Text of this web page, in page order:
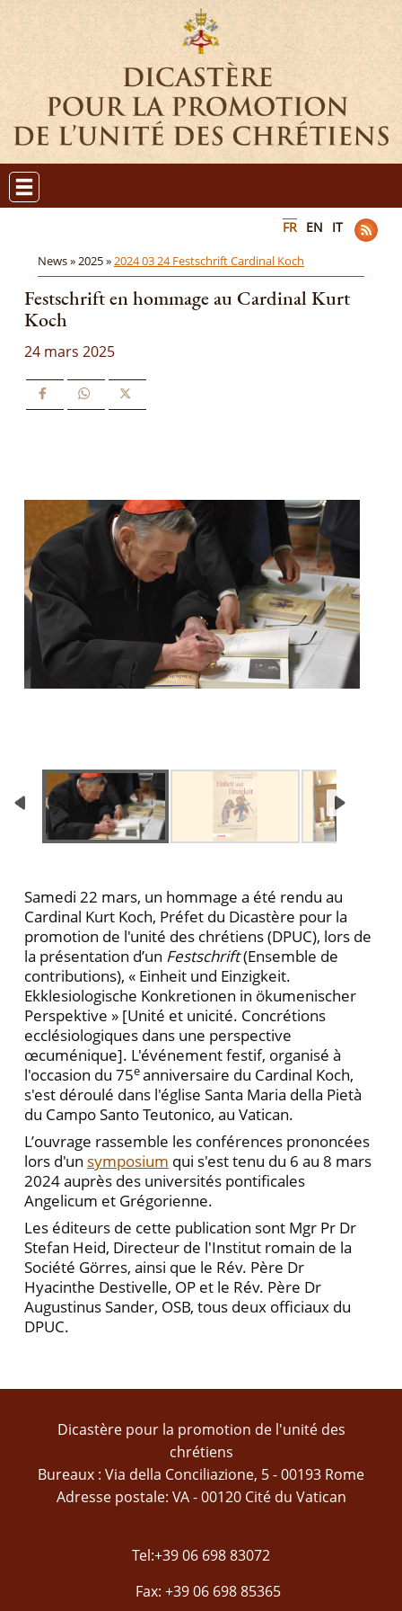
FR EN IT
News »2025 »2024 03 24 Festschrift Cardinal Koch
Festschrift en hommage au Cardinal Kurt
Koch
24 mars 2025
Samedi 22 mars, un hommage a été rendu au
Cardinal Kurt Koch, Préfet du Dicastère pour la
promotion de l'unité des chrétiens (DPUC), lors de
la présentation d’un Festschrift(Ensemble de
contributions), « Einheit und Einzigkeit.
Ekklesiologische Konkretionen in ökumenischer
Perspektive » [Unité et unicité. Concrétions
ecclésiologiques dans une perspective
œcuménique]. L'événement festif, organisé à
l'occasion du 75eanniversaire du Cardinal Koch,
s'est déroulé dans l'église Santa Maria della Pietà
du Campo Santo Teutonico, au Vatican.
L’ouvrage rassemble les conférences prononcées
lors d'un symposium qui s'est tenu du 6 au 8 mars
2024 auprès des universités pontificales
Angelicum et Grégorienne.
Les éditeurs de cette publication sont Mgr Pr Dr
Stefan Heid, Directeur de l'Institut romain de la
Société Görres, ainsi que le Rév. Père Dr
Hyacinthe Destivelle, OP et le Rév. Père Dr
Augustinus Sander, OSB, tous deux officiaux du
DPUC.
Dicastère pour la promotion de l'unité des
chrétiens
Bureaux : Via della Conciliazione, 5 - 00193 Rome
Adresse postale: VA - 00120 Cité du Vatican
Tel:+39 06 698 83072
Fax: +39 06 698 85365